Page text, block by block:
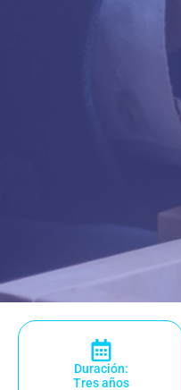
Duración:
Tres años